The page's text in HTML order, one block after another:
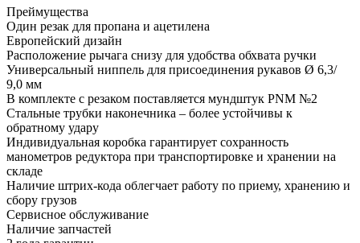
Преймущества
Один резак для пропана и ацетилена
Европейский дизайн
Расположение рычага снизу для удобства обхвата ручки
Универсальный ниппель для присоединения рукавов Ø 6,3/
9,0 мм
В комплекте с резаком поставляется мундштук PNM №2
Стальные трубки наконечника – более устойчивы к
обратному удару
Индивидуальная коробка гарантирует сохранность
манометров редуктора при транспортировке и хранении на
складе
Наличие штрих-кода облегчает работу по приему, хранению и
сбору грузов
Сервисное обслуживание
Наличие запчастей